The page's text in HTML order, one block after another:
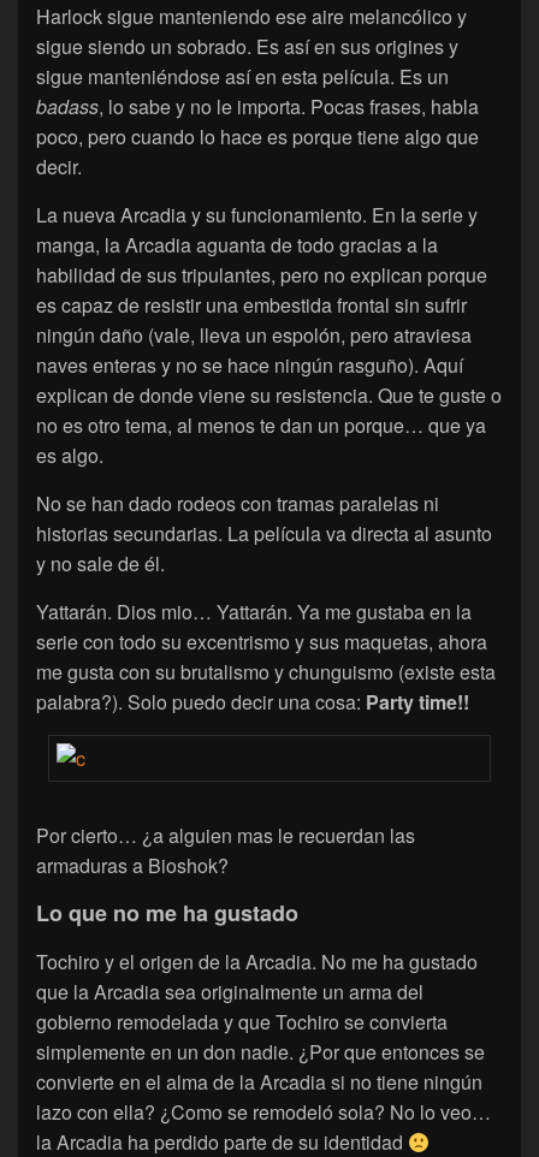
Harlock sigue manteniendo ese aire melancólico y
sigue siendo un sobrado. Es así en sus origines y
sigue manteniéndose así en esta película. Es un
badass, lo sabe y no le importa. Pocas frases, habla
poco, pero cuando lo hace es porque tiene algo que
decir.
La nueva Arcadia y su funcionamiento. En la serie y
manga, la Arcadia aguanta de todo gracias a la
habilidad de sus tripulantes, pero no explican porque
es capaz de resistir una embestida frontal sin sufrir
ningún daño (vale, lleva un espolón, pero atraviesa
naves enteras y no se hace ningún rasguño). Aquí
explican de donde viene su resistencia. Que te guste o
no es otro tema, al menos te dan un porque… que ya
es algo.
No se han dado rodeos con tramas paralelas ni
historias secundarias. La película va directa al asunto
y no sale de él.
Yattarán. Dios mio… Yattarán. Ya me gustaba en la
serie con todo su excentrismo y sus maquetas, ahora
me gusta con su brutalismo y chunguismo (existe esta
palabra?). Solo puedo decir una cosa: Party time!!
Por cierto… ¿a alguien mas le recuerdan las
armaduras a Bioshok?
Lo que no me ha gustado
Tochiro y el origen de la Arcadia. No me ha gustado
que la Arcadia sea originalmente un arma del
gobierno remodelada y que Tochiro se convierta
simplemente en un don nadie. ¿Por que entonces se
convierte en el alma de la Arcadia si no tiene ningún
lazo con ella? ¿Como se remodeló sola? No lo veo…
la Arcadia ha perdido parte de su identidad